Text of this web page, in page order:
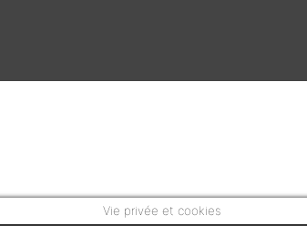
Vie privée et cookies